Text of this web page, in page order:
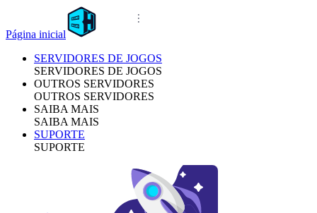
Página inicial
SERVIDORES DE JOGOS
SERVIDORES DE JOGOS
OUTROS SERVIDORES
OUTROS SERVIDORES
SAIBA MAIS
SAIBA MAIS
SUPORTE
SUPORTE